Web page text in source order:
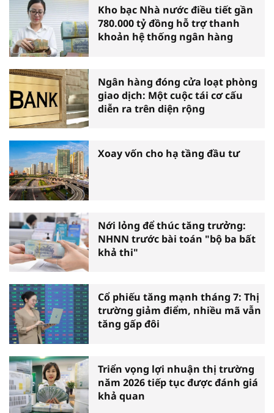
Kho bạc Nhà nước điều tiết gần
780.000 tỷ đồng hỗ trợ thanh
khoản hệ thống ngân hàng
Ngân hàng đóng cửa loạt phòng
giao dịch: Một cuộc tái cơ cấu
diễn ra trên diện rộng
Xoay vốn cho hạ tầng đầu tư
Nới lỏng để thúc tăng trưởng:
NHNN trước bài toán "bộ ba bất
khả thi"
Cổ phiếu tăng mạnh tháng 7: Thị
trường giảm điểm, nhiều mã vẫn
tăng gấp đôi
Triển vọng lợi nhuận thị trường
năm 2026 tiếp tục được đánh giá
khả quan